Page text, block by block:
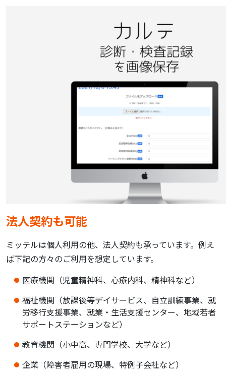
法人契約も可能
ミッテルは個人利用の他、法人契約も承っています。例え
ば下記の方々のご利用を想定しています。
医療機関（児童精神科、心療内科、精神科など）
福祉機関（放課後等デイサービス、自立訓練事業、就
労移行支援事業、就業・生活支援センター、地域若者
サポートステーションなど）
教育機関（小中高、専門学校、大学など）
企業（障害者雇用の現場、特例子会社など）